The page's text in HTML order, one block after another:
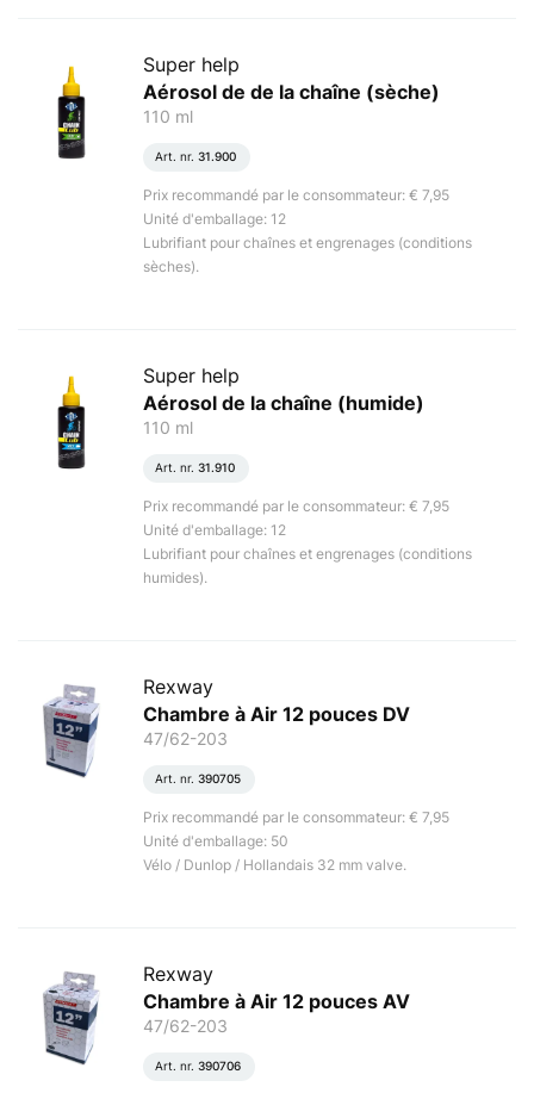
Super help
Aérosol de de la chaîne (sèche)
110 ml
Art. nr. 31.900
Prix recommandé par le consommateur: € 7,95
Unité d'emballage: 12
Lubrifiant pour chaînes et engrenages (conditions
sèches).
Super help
Aérosol de la chaîne (humide)
110 ml
Art. nr. 31.910
Prix recommandé par le consommateur: € 7,95
Unité d'emballage: 12
Lubrifiant pour chaînes et engrenages (conditions
humides).
Rexway
Chambre à Air 12 pouces DV
47/62-203
Art. nr. 390705
Prix recommandé par le consommateur: € 7,95
Unité d'emballage: 50
Vélo / Dunlop / Hollandais 32 mm valve.
Rexway
Chambre à Air 12 pouces AV
47/62-203
Art. nr. 390706